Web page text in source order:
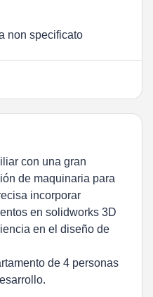
non specificato
con una gran
de maquinaria para
incorporar
en solidworks 3D
en el diseño de
de 4 personas